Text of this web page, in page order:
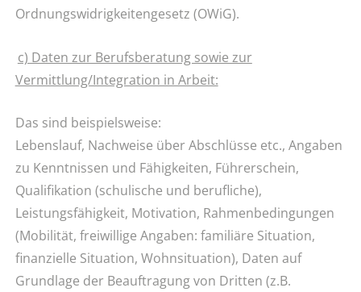
Ordnungswidrigkeitengesetz (OWiG).
c) Daten zur Berufsberatung sowie zur
Vermittlung/Integration in Arbeit:
Das sind beispielsweise:
Lebenslauf, Nachweise über Abschlüsse etc., Angaben
zu Kenntnissen und Fähigkeiten, Führerschein,
Qualifikation (schulische und berufliche),
Leistungsfähigkeit, Motivation, Rahmenbedingungen
(Mobilität, freiwillige Angaben: familiäre Situation,
finanzielle Situation, Wohnsituation), Daten auf
Grundlage der Beauftragung von Dritten (z.B.